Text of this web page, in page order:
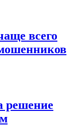
всего
решение